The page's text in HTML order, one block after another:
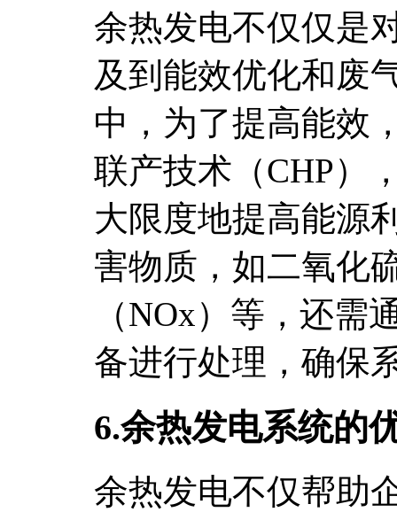
余热发电不仅仅是
及到能效优化和废
中，为了提高能效
联产技术（CHP）
大限度地提高能源
害物质，如二氧化
（NOx）等，还需
备进行处理，确保
6.余热发电系统的
余热发电不仅帮助